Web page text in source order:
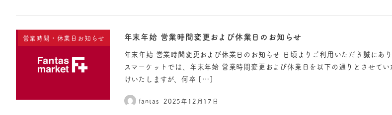
営業時間・休業日お知らせ 年末年始 営業時間変更および休業日のお知らせ
年末年始 営業時間変更および休業日のお知らせ 日頃よりご利用いただき誠にあ
スマーケットでは、年末年始 営業時間変更および休業日を以下の通りとさせて
けいたしますが、何卒 […]
fantas 2025年12月17日